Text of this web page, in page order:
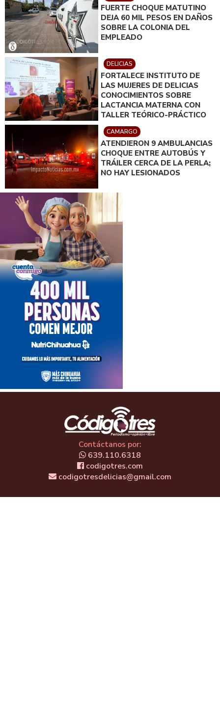
FUERTE CHOQUE MATUTINO
DEJA 60 MIL PESOS EN DAÑOS
SOBRE LA COLONIA DEL
EMPLEADO
DELICIAS
FORTALECE INSTITUTO DE
LAS MUJERES DE DELICIAS
CONOCIMIENTOS SOBRE
LACTANCIA MATERNA CON
TALLER TEÓRICO-PRÁCTICO
CAMARGO
ATENDIERON 9 AMBULANCIAS
CHOQUE ENTRE AUTOBÚS Y
TRÁILER CERCA DE LA PERLA;
NO HAY LESIONADOS
Contáctanos por:
639.110.6318
codigotres.com
codigotresdelicias@gmail.com